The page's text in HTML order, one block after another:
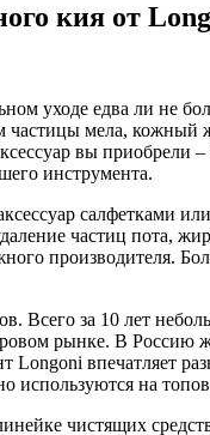
кия от
уходе едва ли не
мела,
вы
инструмента.
салфетками
частиц пота,
производителя.
Всего за 10 лет
рынке. В Россию
Longoni
используются на
чистящих